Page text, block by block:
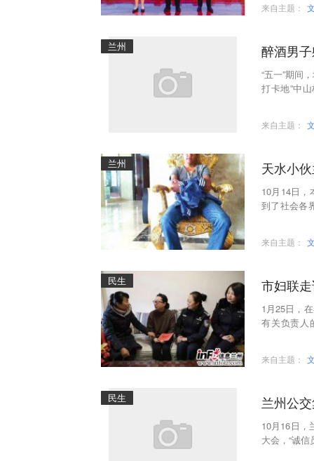
来自主题：
兰州 醉酒男
“五一”期间
打卡地”中
来自主题：
兰州 天水小
10月14日，
到了社会各
来自主题：
民生 市妇联
1月25日，
有关负责人
来自主题：
民生 兰州公
10月16日，
大会，“诚